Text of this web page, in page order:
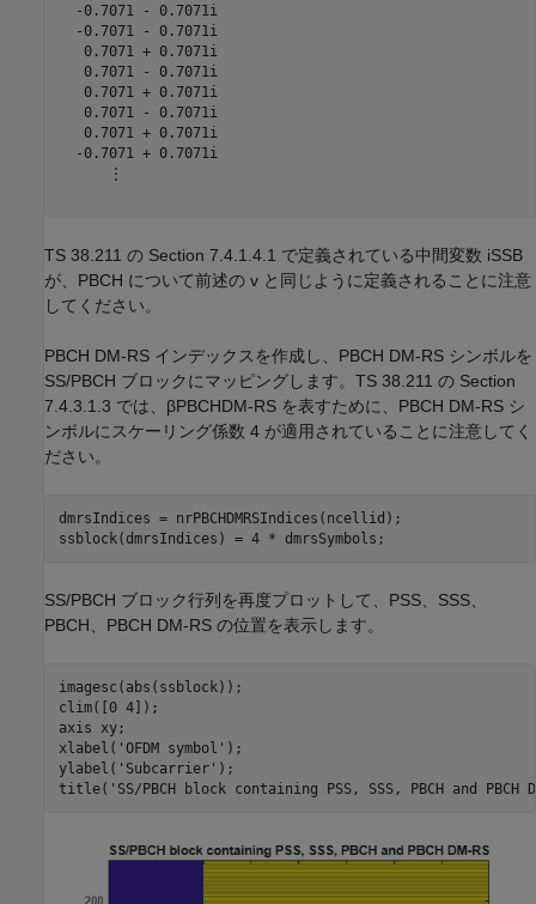
  -0.7071 - 0.7071i
  -0.7071 - 0.7071i
   0.7071 + 0.7071i
   0.7071 - 0.7071i
   0.7071 + 0.7071i
   0.7071 - 0.7071i
   0.7071 + 0.7071i
  -0.7071 + 0.7071i
      ⋮
TS 38.211 の Section 7.4.1.4.1 で定義されている中間変数 iSSB
が、PBCH について前述の v と同じように定義されることに注意
してください。
PBCH DM-RS インデックスを作成し、PBCH DM-RS シンボルを
SS/PBCH ブロックにマッピングします。TS 38.211 の Section
7.4.3.1.3 では、 βPBCHDM-RS を表すために、PBCH DM-RS シ
ンボルにスケーリング係数 4 が適用されていることに注意してく
ださい。
dmrsIndices = nrPBCHDMRSIndices(ncellid);
ssblock(dmrsIndices) = 4 * dmrsSymbols;
SS/PBCH ブロック行列を再度プロットして、PSS、SSS、
PBCH、PBCH DM-RS の位置を表示します。
imagesc(abs(ssblock));
clim([0 4]);
axis
xy;
xlabel( 'OFDM symbol' );
ylabel( 'Subcarrier' );
title( 'SS/PBCH block containing PSS, SSS, PBCH and PBCH